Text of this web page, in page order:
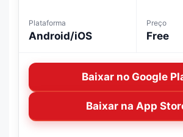
Plataforma
Android/iOS
Preço
Free
Baixar no Google
Baixar na App